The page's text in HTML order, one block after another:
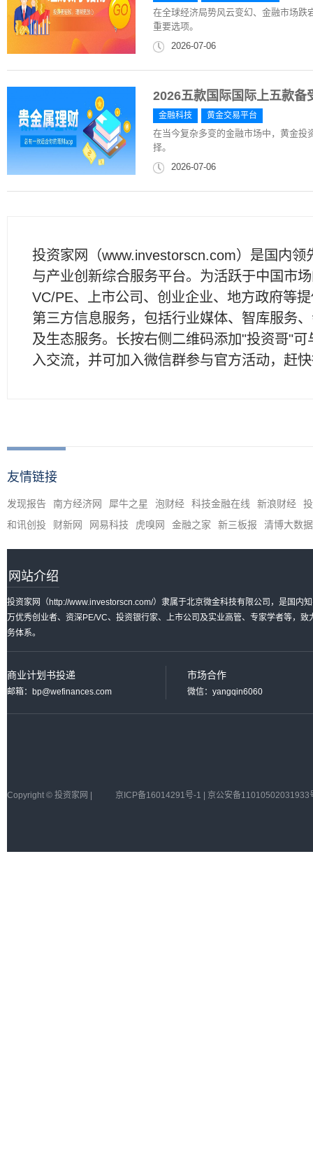
在全球经济局势风云变幻、金融市场跌
重要选项。
2026-07-06
2026五款国际国际上五款备
金融科技 黄金交易平台
在当今复杂多变的金融市场中，黄金投
择。
2026-07-06
投资家网（www.investorscn.com）是国内领
与产业创新综合服务平台。为活跃于中国市
VC/PE、上市公司、创业企业、地方政府等
第三方信息服务，包括行业媒体、智库服务
及生态服务。长按右侧二维码添加"投资哥"可
入交流，并可加入微信群参与官方活动，赶
友情链接
发现报告 南方经济网 犀牛之星 泡财经 科技金融在线 新浪财经
和讯创投
财新网 网易科技 虎嗅网 金融之家 新三板报 清博大数据
网站介绍
投资家网（http://www.investorscn.com/）隶属于北京微金科技有限公司，是国内
万优秀创业者、资深PE/VC、投资银行家、上市公司及实业高管、专家学者等，
务体系。
商业计划书投递
邮箱：bp@wefinances.com
市场合作
微信：yangqin6060
Copyright © 投资家网 | 京ICP备16014291号-1 | 京公安备11010502031933